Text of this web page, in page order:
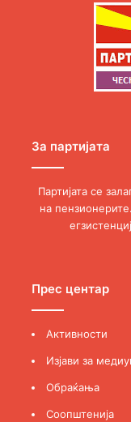
За партијата
Партијата се
на
Прес центар
Активности
Изјави за
Обраќања
Соопштенија